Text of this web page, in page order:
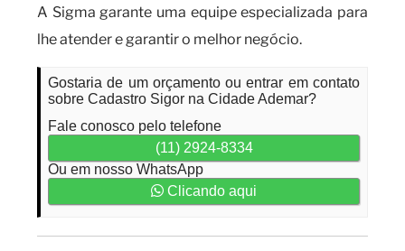
A Sigma garante uma equipe especializada para
lhe atender e garantir o melhor negócio.
Gostaria de um orçamento ou entrar em contato
sobre Cadastro Sigor na Cidade Ademar?
Fale conosco pelo telefone
(11) 2924-8334
Ou em nosso WhatsApp
Clicando aqui